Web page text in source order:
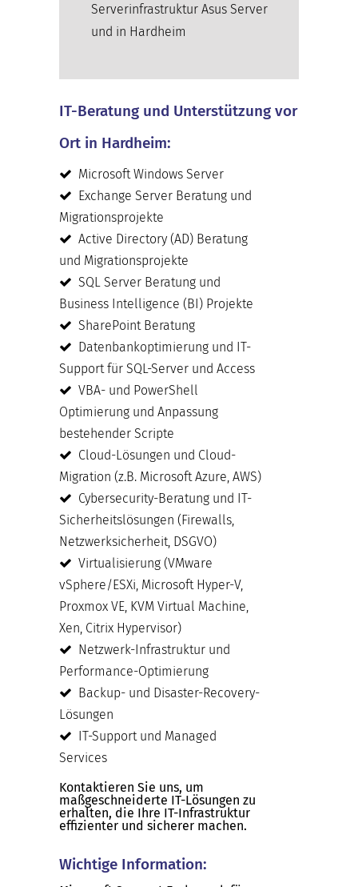
Serverinfrastruktur Asus Server
und in Hardheim
IT-Beratung und Unterstützung vor
Ort in Hardheim:
Microsoft Windows Server
Exchange Server Beratung und
Migrationsprojekte
Active Directory (AD) Beratung
und Migrationsprojekte
SQL Server Beratung und
Business Intelligence (BI) Projekte
SharePoint Beratung
Datenbankoptimierung und IT-
Support für SQL-Server und Access
VBA- und PowerShell
Optimierung und Anpassung
bestehender Scripte
Cloud-Lösungen und Cloud-
Migration (z.B. Microsoft Azure, AWS)
Cybersecurity-Beratung und IT-
Sicherheitslösungen (Firewalls,
Netzwerksicherheit, DSGVO)
Virtualisierung (VMware
vSphere/ESXi, Microsoft Hyper-V,
Proxmox VE, KVM Virtual Machine,
Xen, Citrix Hypervisor)
Netzwerk-Infrastruktur und
Performance-Optimierung
Backup- und Disaster-Recovery-
Lösungen
IT-Support und Managed
Services
Kontaktieren Sie uns, um
maßgeschneiderte IT-Lösungen zu
erhalten, die Ihre IT-Infrastruktur
effizienter und sicherer machen.
Wichtige Information: